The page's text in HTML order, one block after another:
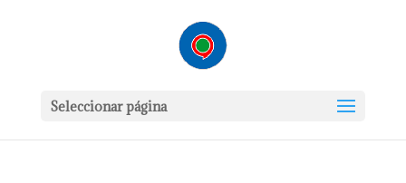
Seleccionar página